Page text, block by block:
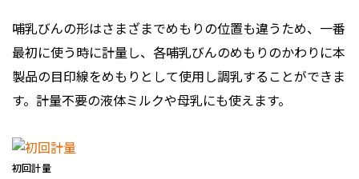
哺乳びんの形はさまざまでめもりの位置も違うため、一番
最初に使う時に計量し、各哺乳びんのめもりのかわりに本
製品の目印線をめもりとして使用し調乳することができま
す。計量不要の液体ミルクや母乳にも使えます。
初回計量